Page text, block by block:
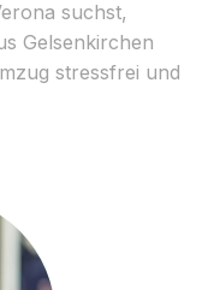
suchst,
Gelsenkirchen
stressfrei und